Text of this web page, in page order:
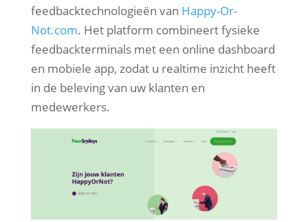
feedbacktechnologieën van Happy-Or-
Not.com. Het platform combineert fysieke
feedbackterminals met een online dashboard
en mobiele app, zodat u realtime inzicht heeft
in de beleving van uw klanten en
medewerkers.